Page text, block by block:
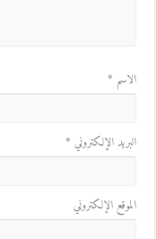
الاسم *
البريد الإلكتروني *
الموقع الإلكتروني